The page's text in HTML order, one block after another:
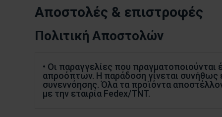
Αποστολές & επιστροφές
Πολιτική Αποστολών
• Οι παραγγελίες που πραγματοποιούνται
απροόπτων. Η παράδοση γίνεται συνήθως
συνεννόησης. Όλα τα προϊόντα
με την εταιρία Fedex/TNT.